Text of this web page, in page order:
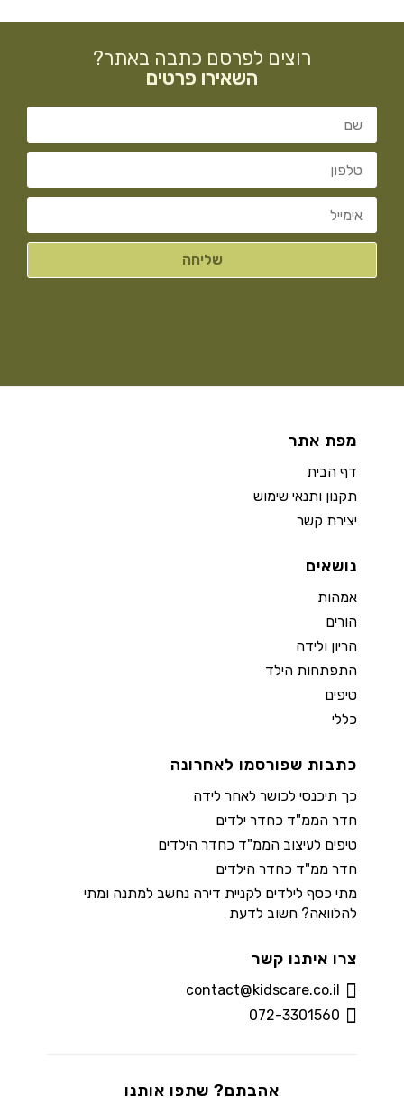
רוצים לפרסם כתבה באתר?
השאירו פרטים
מפת אתר
דף הבית
תקנון ותנאי שימוש
יצירת קשר
נושאים
אמהות
הורים
הריון ולידה
התפתחות הילד
טיפים
כללי
כתבות שפורסמו לאחרונה
כך תיכנסי לכושר לאחר לידה
חדר הממ"ד כחדר ילדים
טיפים לעיצוב הממ"ד כחדר הילדים
חדר ממ"ד כחדר הילדים
מתי כסף לילדים לקניית דירה נחשב למתנה ומתי
להלוואה? חשוב לדעת
צרו איתנו קשר
contact@kidscare.co.il
072-3301560
אהבתם? שתפו אותנו